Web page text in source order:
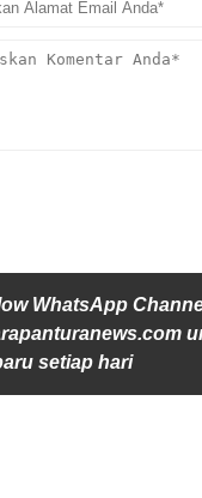
WhatsApp
setiap hari